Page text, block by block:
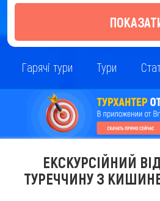
Гарячі тури Тури
ЕКСКУРСІЙНИЙ
ТУРЕЧЧИНУ З